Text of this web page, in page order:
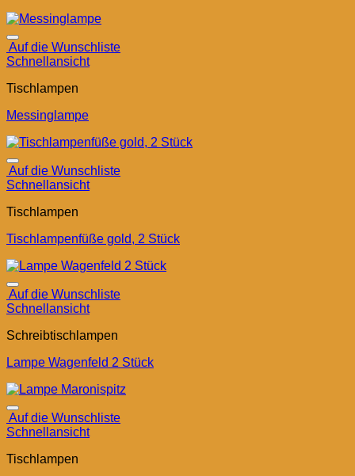
Auf die Wunschliste
Schnellansicht
Tischlampen
Messinglampe
Auf die Wunschliste
Schnellansicht
Tischlampen
Tischlampenfüße gold, 2 Stück
Auf die Wunschliste
Schnellansicht
Schreibtischlampen
Lampe Wagenfeld 2 Stück
Auf die Wunschliste
Schnellansicht
Tischlampen